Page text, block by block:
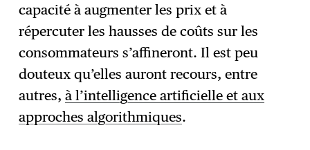
capacité à augmenter les prix et à
répercuter les hausses de coûts sur les
consommateurs s’affineront. Il est peu
douteux qu’elles auront recours, entre
autres,à l’intelligence artificielle et aux
approches algorithmiques.